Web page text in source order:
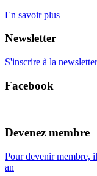
En savoir plus
Newsletter
S'inscrire à la newsletter
Facebook
Devenez membre
Pour devenir membre,
an